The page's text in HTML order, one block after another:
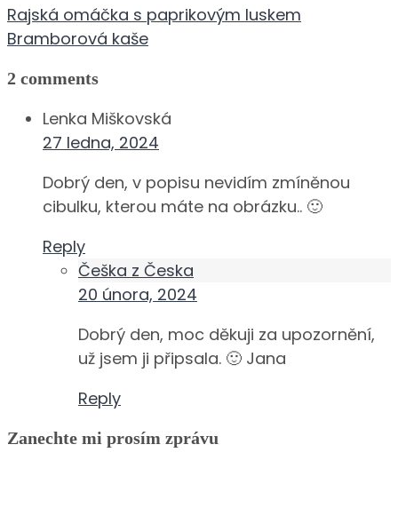
Navigace
pro
Rajská omáčka s paprikovým luskem
Bramborová kaše
2 comments
Lenka Miškovská
27 ledna, 2024
Dobrý den, v popisu nevidím zmíněnou
cibulku, kterou máte na obrázku.. 🙂
Reply
Češka z Česka
20 února, 2024
Dobrý den, moc děkuji za upozornění,
už jsem ji připsala. 🙂 Jana
Reply
Zanechte mi prosím zprávu